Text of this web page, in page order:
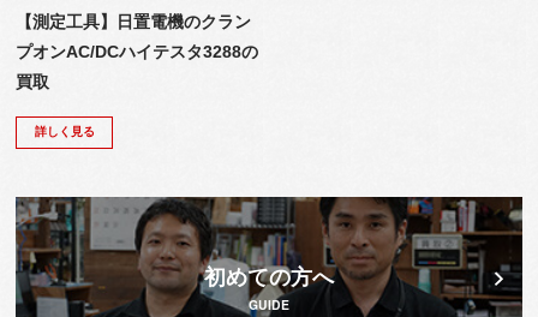
【測定工具】日置電機のクラン
プオンAC/DCハイテスタ3288の
買取
詳しく見る
初めての方へ
GUIDE